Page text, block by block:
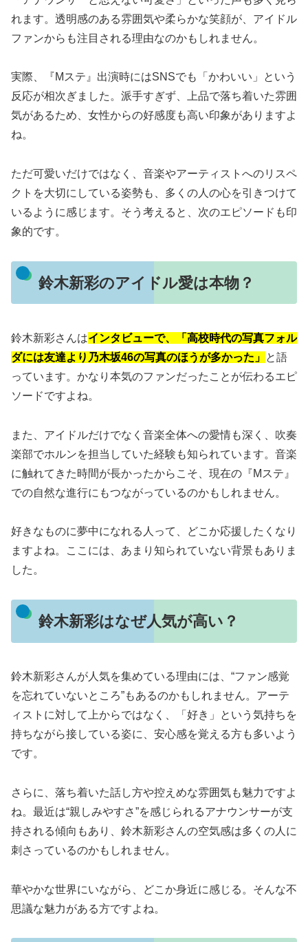
れます。透明感のある雰囲気や柔らかな笑顔が、アイドル
ファンからも注目される理由なのかもしれません。
実際、『Mステ』出演時にはSNSでも「かわいい」という
反応が相次ぎました。派手すぎず、上品で落ち着いた雰囲
気があるため、女性からの好感度も高い印象がありますよ
ね。
ただ可愛いだけではなく、音楽やアーティストへのリスペ
クトを大切にしている姿勢も、多くの人の心を引きつけて
いるように感じます。そう考えると、次のエピソードも印
象的です。
鈴木新彩のアイドル愛は本物？
鈴木新彩さんはインタビューで、「高校時代の写真フォル
ダには友達より乃木坂46の写真のほうが多かった」 と語
っています。かなり本気のファンだったことが伝わるエピ
ソードですよね。
また、アイドルだけでなく音楽全体への愛情も深く、吹奏
楽部でホルンを担当していた経験も知られています。音楽
に触れてきた時間が長かったからこそ、現在の『Mステ』
での自然な進行にもつながっているのかもしれません。
好きなものに夢中になれる人って、どこか応援したくなり
ますよね。ここには、あまり知られていない背景もありま
した。
鈴木新彩はなぜ人気が高い？
鈴木新彩さんが人気を集めている理由には、“ファン感覚
を忘れていないところ”もあるのかもしれません。アーテ
ィストに対して上からではなく、「好き」という気持ちを
持ちながら接している姿に、安心感を覚える方も多いよう
です。
さらに、落ち着いた話し方や控えめな雰囲気も魅力ですよ
ね。最近は“親しみやすさ”を感じられるアナウンサーが支
持される傾向もあり、鈴木新彩さんの空気感は多くの人に
刺さっているのかもしれません。
華やかな世界にいながら、どこか身近に感じる。そんな不
思議な魅力がある方ですよね。